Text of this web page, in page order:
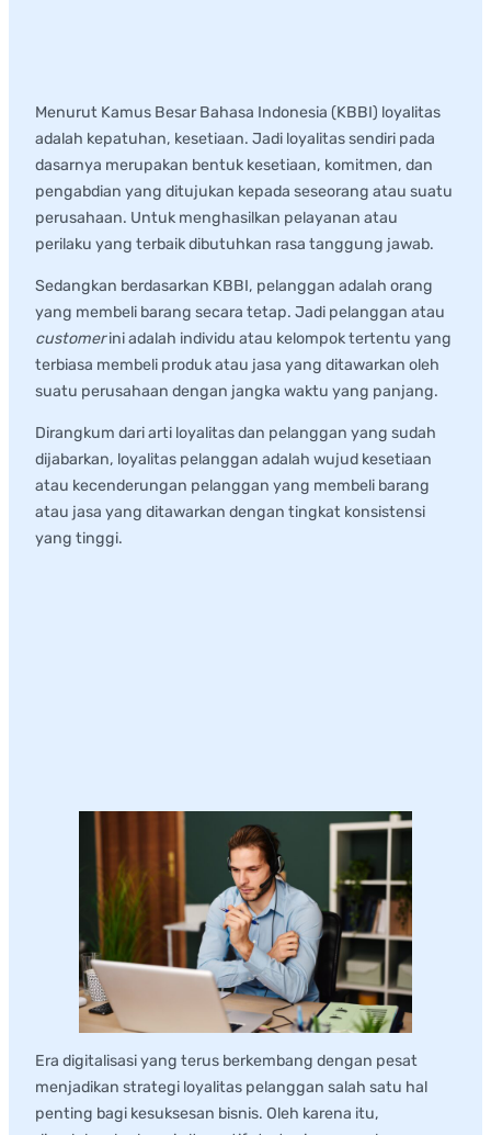
Menurut Kamus Besar Bahasa Indonesia (KBBI) loyalitas
adalah kepatuhan, kesetiaan. Jadi loyalitas sendiri pada
dasarnya merupakan bentuk kesetiaan, komitmen, dan
pengabdian yang ditujukan kepada seseorang atau suatu
perusahaan. Untuk menghasilkan pelayanan atau
perilaku yang terbaik dibutuhkan rasa tanggung jawab.
Sedangkan berdasarkan KBBI, pelanggan adalah orang
yang membeli barang secara tetap. Jadi pelanggan atau
customerini adalah individu atau kelompok tertentu yang
terbiasa membeli produk atau jasa yang ditawarkan oleh
suatu perusahaan dengan jangka waktu yang panjang.
Dirangkum dari arti loyalitas dan pelanggan yang sudah
dijabarkan, loyalitas pelanggan adalah wujud kesetiaan
atau kecenderungan pelanggan yang membeli barang
atau jasa yang ditawarkan dengan tingkat konsistensi
yang tinggi.
Era digitalisasi yang terus berkembang dengan pesat
menjadikan strategi loyalitas pelanggan salah satu hal
penting bagi kesuksesan bisnis. Oleh karena itu,